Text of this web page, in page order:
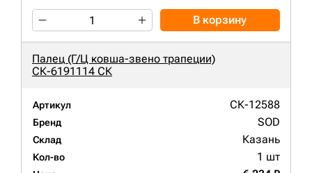
В корзину
Палец (Г/Ц ковша-звено трапеции)
СК-6191114 СК
Артикул СК-12588
Бренд SOD
Склад Казань
Кол-во 1 шт